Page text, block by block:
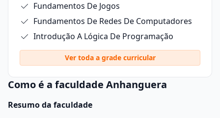
Fundamentos De Jogos
Fundamentos De Redes De Computadores
Introdução A Lógica De Programação
Ver toda a grade curricular
Como é a faculdade Anhanguera
Resumo da faculdade